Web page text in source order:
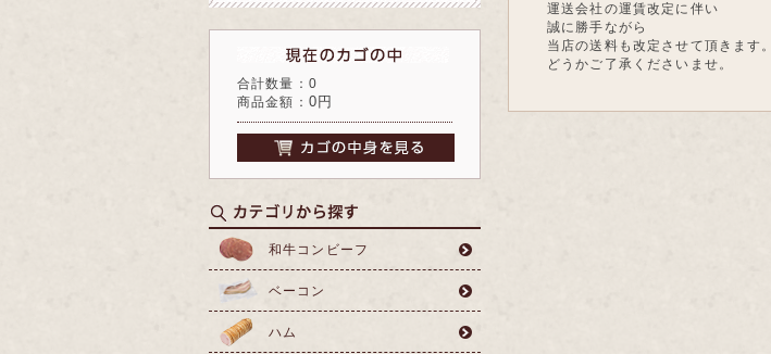
合計数量：0
商品金額： 0円
和牛コンビーフ
ベーコン
ハム
運送会社の運賃改定に伴い
誠に勝手ながら
当店の送料も改定させて頂きます。
どうかご了承くださいませ。